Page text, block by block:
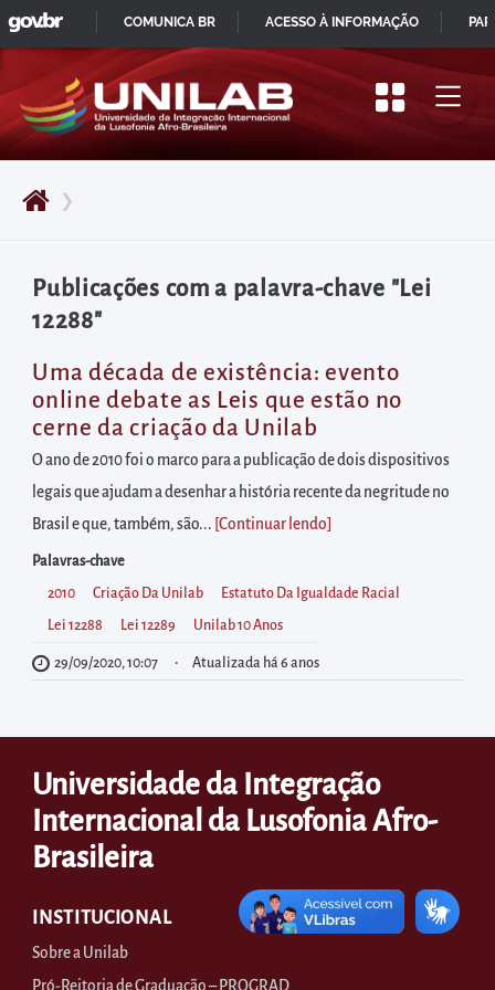
Pular
para
início
do
principal
Acessar
diretamente
o
menu
principal
Acessar
diretamente
à
área
para
realizar
buscas
internas
as
informações
postas
rodapé
❯
Publicações com a palavra-chave "Lei
12288"
Uma década de existência: evento
online debate as Leis que estão no
cerne da criação da Unilab
O ano de 2010 foi o marco para a publicação de dois dispositivos
legais que ajudam a desenhar a história recente da negritude no
Brasil e que, também, são... [Continuar lendo
Palavras-chave
2010 Criação Da Unilab Estatuto Da Igualdade Racial
Lei 12288 Lei 12289 Unilab 10 Anos
29/09/2020, 10:07 Atualizada há 6 anos
Universidade da Integração
Internacional da Lusofonia Afro-
Brasileira
INSTITUCIONAL
Sobre a Unilab
Pró-Reitoria de Graduação – PROGRAD
IR
PARA
CONTEÚDO
GOVBR
COMUNICA BR ACESSO À INFORMAÇÃO